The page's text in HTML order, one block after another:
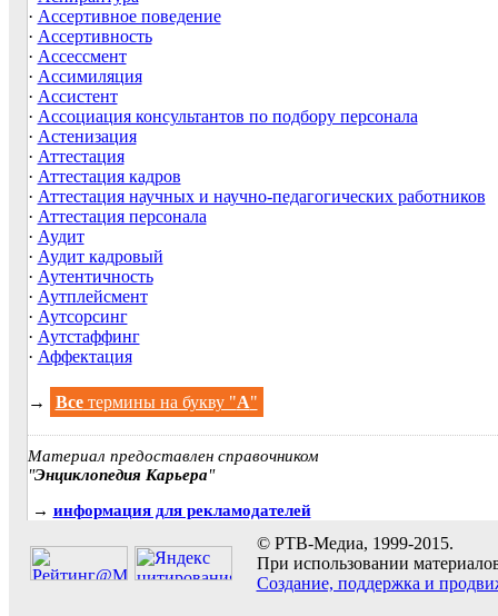
· Ассертивное поведение
· Ассертивность
· Ассессмент
· Ассимиляция
· Ассистент
· Ассоциация консультантов по подбору персонала
· Астенизация
· Аттестация
· Аттестация кадров
· Аттестация научных и научно-педагогических работников
· Аттестация персонала
· Аудит
· Аудит кадровый
· Аутентичность
· Аутплейсмент
· Аутсорсинг
· Аутстаффинг
· Аффектация
→ Всетермины на букву "А"
Материал предоставлен справочником
"Энциклопедия Карьера"
→ информация для рекламодателей
© РТВ-Медиа, 1999-2015.
При использовании
Создание, поддержка и